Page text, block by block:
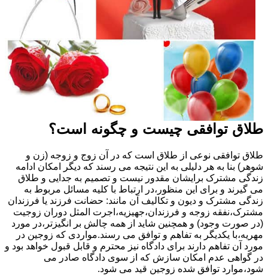
طلاق توافقی چیست و چگونه است؟
طلاق توافقی نوعی از طلاق است که در آن زوج و زوجه (زن و
شوهر) بنا به هر دلیلی به این نتیجه می رسند که دیگر امکان ادامه
زندگی مشترک برایشان مقدور نیست و تصمیم به جدایی و طلاق
می گیرند و برای این منظور،در ارتباط با کلیه مسائل مربوط به
زندگی مشترک و دیون و تکالیف آن مانند: حضانت فرزند یا فرزندان
مشترک،نفقه زوجه و فرزندان،جهیزیه،اجرت المثل دوران زوجیت
(در صورت وجود) و همچنین شاید از همه چالش بر انگیزتر،در مورد
مهریه،با یکدیگر به تفاهم و توافق می رسند.مواردی که زوجین در
مورد آن تفاهم دارند برای دادگاه نیز محترم و قابل قبول خواهد بود و
در گواهی عدم امکان سازش که از سوی دادگاه صادر می
شود،موارد توافق شده زوجین قید می شود.